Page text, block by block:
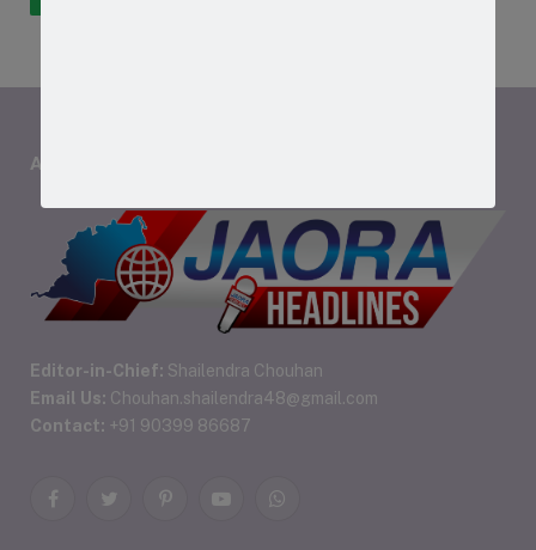
ABOUT US
Editor-in-Chief: Shailendra Chouhan
Email Us: Chouhan.shailendra48@gmail.com
Contact: +91 90399 86687
FacebookTwitterPinterestYouTubeWhatsApp